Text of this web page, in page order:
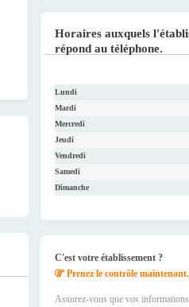
Horaires auxquels
répond au téléphone.
Lundi
Mardi
Mercredi
Jeudi
Vendredi
Samedi
Dimanche
C'est votre établissement ?
Prenez le contrôle maintenant.
Assurez-vous que vos